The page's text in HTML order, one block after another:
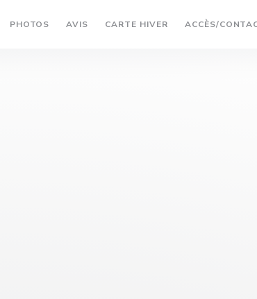
PHOTOS AVIS CARTE HIVER((OUVRE UNE
ACCÈS/